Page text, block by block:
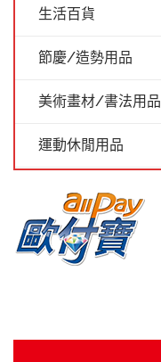
生活百貨
節慶/造勢用品
美術畫材/書法用品
運動休閒用品